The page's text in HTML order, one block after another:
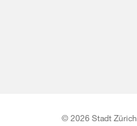
© 2026 Stadt Zürich